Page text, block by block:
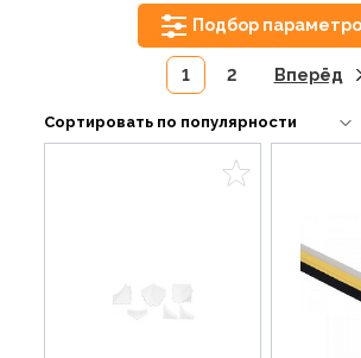
- Мини-бортик комплектующие
Подбор
1 2 Вперёд